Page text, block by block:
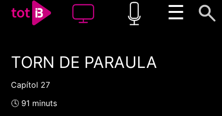
☰
00:00 00:00
TORN DE PARAULA
Capítol 27
🕓 91 minuts